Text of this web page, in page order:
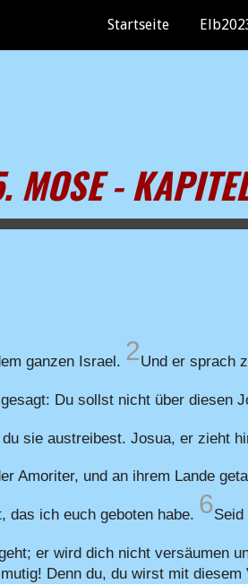
Startseite
MOSE -
ganzen Israel. 2Und er sprach
Du sollst nicht über diesen
sie austreibest. Josua, er zieht
Amoriter, und an ihrem Lande
das ich euch geboten habe. 6
er wird dich nicht versäumen
Denn du, du wirst mit